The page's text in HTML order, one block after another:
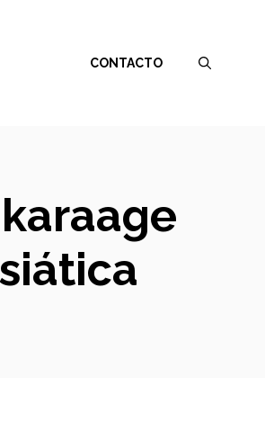
CONTACTO